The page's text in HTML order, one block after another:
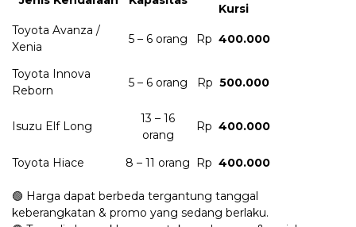
Kursi
Toyota Avanza /
Xenia
5 – 6 orang Rp 400.000
Toyota Innova
Reborn
5 – 6 orang Rp 500.000
Isuzu Elf Long
13 – 16
orang
Rp 400.000
Toyota Hiace 8 – 11 orang Rp 400.000
🟢 Harga dapat berbeda tergantung tanggal
keberangkatan & promo yang sedang berlaku.